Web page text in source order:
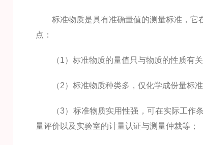
标准物质是具有准确量值的测量标准，它
点：
（1）标准物质的量值只与物质的性质有关
（2）标准物质种类多，仅化学成份量标准
（3）标准物质实用性强，可在实际工作条
量评价以及实验室的计量认证与测量仲裁等；